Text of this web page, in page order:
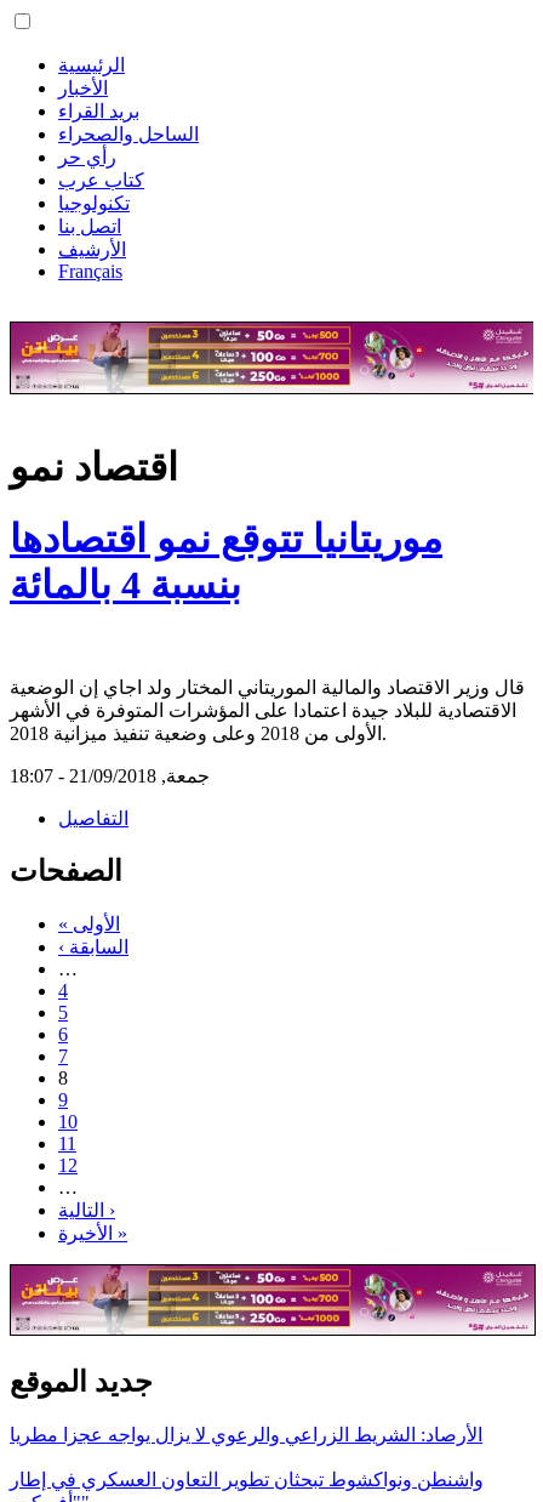
الرئيسية
الأخبار
بريد القراء
الساحل والصحراء
رأي حر
كتاب عرب
تكنولوجيا
اتصل بنا
الأرشيف
Français
اقتصاد نمو
موريتانيا تتوقع نمو اقتصادها
بنسبة 4 بالمائة
قال وزير الاقتصاد والمالية الموريتاني المختار ولد اجاي إن الوضعية
الاقتصادية للبلاد جيدة اعتمادا على المؤشرات المتوفرة في الأشهر
الأولى من 2018 وعلى وضعية تنفيذ ميزانية 2018.
جمعة, 21/09/2018 - 18:07
التفاصيل
الصفحات
« الأولى
‹ السابقة
…
4
5
6
7
8
9
10
11
12
…
التالية ›
الأخيرة »
جديد الموقع
الأرصاد: الشريط الزراعي والرعوي لا يزال يواجه عجزا مطريا
واشنطن ونواكشوط تبحثان تطوير التعاون العسكري في إطار